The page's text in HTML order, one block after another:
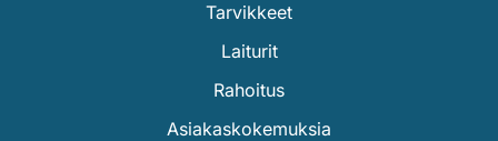
Tarvikkeet
Laiturit
Rahoitus
Asiakaskokemuksia